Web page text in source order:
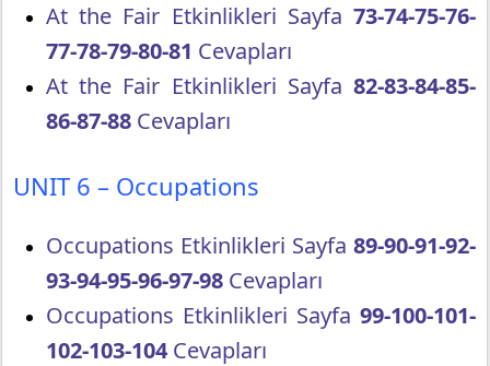
At the Fair Etkinlikleri Sayfa 73-74-75-76-
77-78-79-80-81 Cevapları
At the Fair Etkinlikleri Sayfa 82-83-84-85-
86-87-88 Cevapları
UNIT 6 – Occupations
Occupations Etkinlikleri Sayfa 89-90-91-92-
93-94-95-96-97-98 Cevapları
Occupations Etkinlikleri Sayfa 99-100-101-
102-103-104 Cevapları